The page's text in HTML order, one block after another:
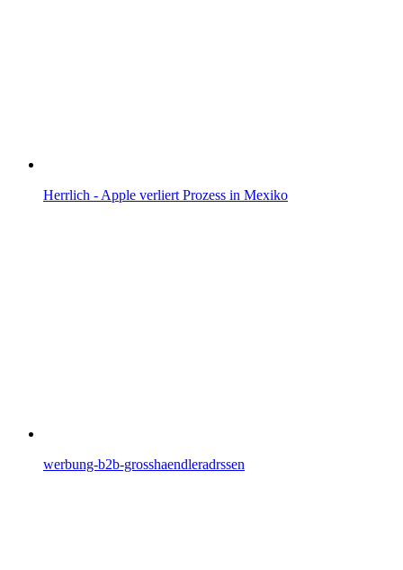
Herrlich - Apple verliert Prozess in Mexiko
werbung-b2b-grosshaendleradrssen